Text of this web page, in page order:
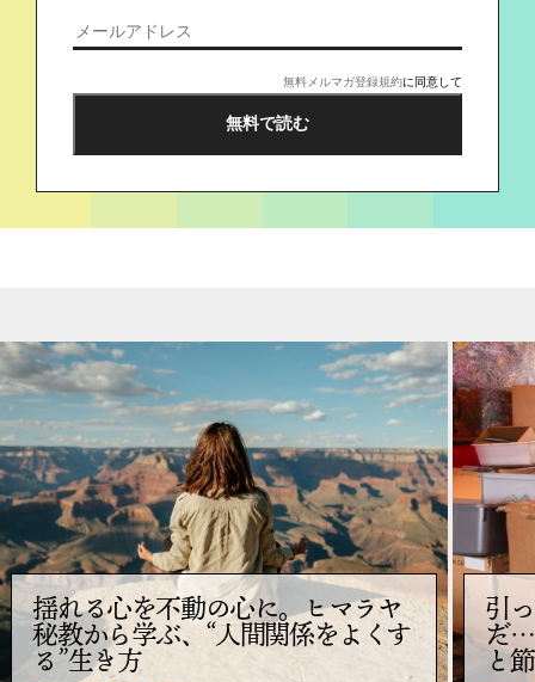
無料メルマガ登録規約に同意して
揺れる心を不動の心に。ヒマラヤ
秘教から学ぶ、“人間関係をよくす
る”生き方
引
だ…
と